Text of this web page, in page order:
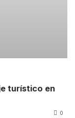
turístico en
0